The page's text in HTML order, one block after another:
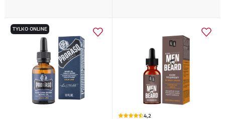
TYLKO ONLINE
4,2